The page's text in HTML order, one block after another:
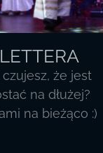
że jest
na dłużej?
na bieżąco :)